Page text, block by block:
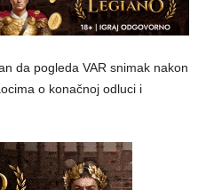
da pogleda VAR snimak nakon
o konačnoj odluci i